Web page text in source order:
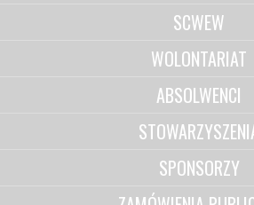
SCWEW
WOLONTARIAT
ABSOLWENCI
SPONSORZY